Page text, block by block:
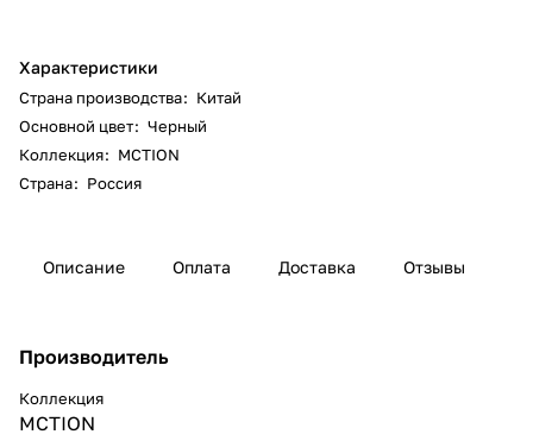
Характеристики
Страна производства: Китай
Основной цвет: Черный
Коллекция: MCTION
Страна: Россия
Описание Оплата Доставка Отзывы
Производитель
Коллекция
MCTION